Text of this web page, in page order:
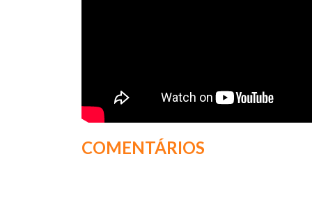
COMENTÁRIOS